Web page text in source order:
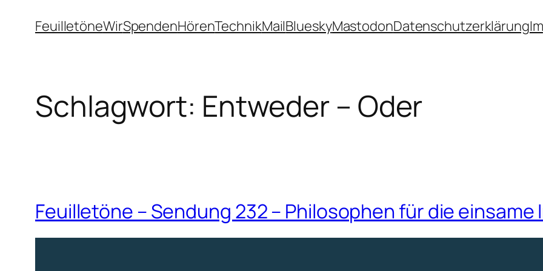
InhaltFeuilletöneWirSpendenHörenTechnikMailBlueskyMastodonDatenschutzerklärung
Schlagwort: Entweder – Oder
Feuilletöne – Sendung 232 – Philosophen für die einsame